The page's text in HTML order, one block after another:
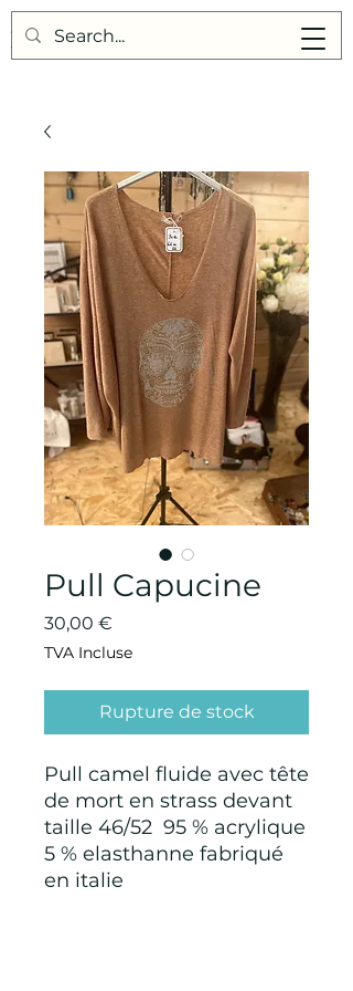
Points de Suture
Pull Capucine
30,00 €
TVA Incluse
Rupture de stock
Pull camel fluide avec tête
de mort en strass devant
taille 46/52 95 % acrylique
5 % elasthanne fabriqué
en italie